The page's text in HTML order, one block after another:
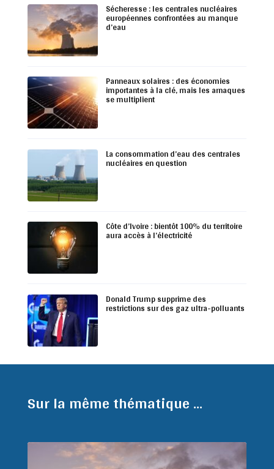
Sécheresse : les centrales nucléaires
européennes confrontées au manque
d’eau
Panneaux solaires : des économies
importantes à la clé, mais les arnaques
se multiplient
La consommation d’eau des centrales
nucléaires en question
Côte d’Ivoire : bientôt 100% du territoire
aura accès à l’électricité
Donald Trump supprime des
restrictions sur des gaz ultra-polluants
Sur la même thématique ...